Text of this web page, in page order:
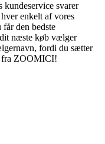
svarer
enkelt af vores
den bedste
næste køb vælger
fordi du sætter
fra ZOOMICI!